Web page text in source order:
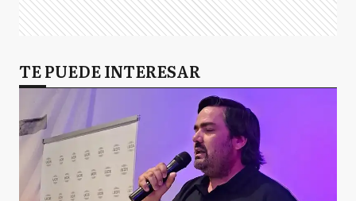
TE PUEDE INTERESAR